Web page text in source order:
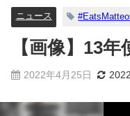
ニュース
【画像】13
2022年4月25日